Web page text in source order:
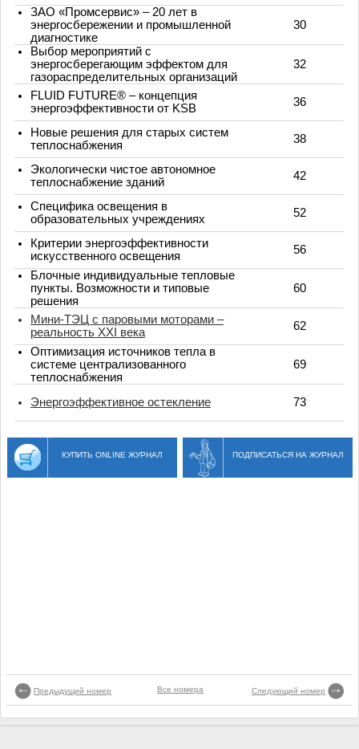
ЗАО «Промсервис» – 20 лет в
энергосбережении и промышленной
диагностике
30
Выбор мероприятий с
энергосберегающим эффектом для
газораспределительных организаций
32
FLUID FUTURE® – концепция
энергоэффективности от KSB
36
Новые решения для старых систем
теплоснабжения
38
Экологически чистое автономное
теплоснабжение зданий
42
Специфика освещения в
образовательных учреждениях
52
Критерии энергоэффективности
искусственного освещения
56
Блочные индивидуальные тепловые
пункты. Возможности и типовые
решения
60
Мини-ТЭЦ с паровыми моторами –
реальность XXI века
62
Оптимизация источников тепла в
системе централизованного
теплоснабжения
69
Энергоэффективное остекление 73
КУПИТЬ ONLINE ЖУРНАЛ ПОДПИСАТЬСЯ НА ЖУРНАЛ
Предыдущий номер Все номера Следующий номер